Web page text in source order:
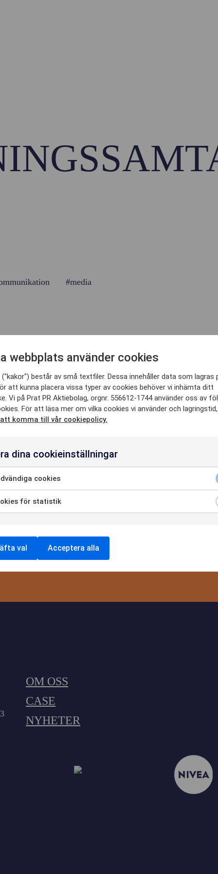
HÄR
#media
VÅRA SENASTE
nyheterna och trenderna inom PR, sociala medier
Jag godkänner
OM OSS
CASE
NYHETER
webbplats använder cookies
består av små textfiler. Dessa innehåller data som lagras
att kunna placera vissa typer av cookies behöver vi inhämta ditt
Vi på Prat PR Aktiebolag, orgnr. 556612-1744 använder oss av
För att läsa mer om vilka cookies vi använder och
komma till vår cookiepolicy.
dina cookieinställningar
cookies
för statistik
val Acceptera alla